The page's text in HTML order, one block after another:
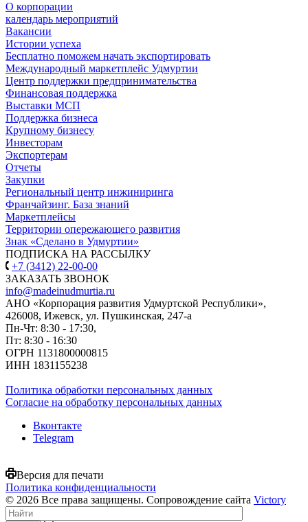
О корпорации
календарь мероприятий
Вакансии
Истории успеха
Бесплатно поможем начать экспортировать
Международный маркетплейс Удмуртии
Центр поддержки предпринимательства
Финансовая поддержка
Выставки МСП
Поддержка бизнеса
Крупному бизнесу
Инвесторам
Экспортерам
Отчеты
Закупки
Региональный центр инжиниринга
Франчайзинг. База знаний
Маркетплейсы
Территории опережающего развития
Знак «Сделано в Удмуртии»
ПОДПИСКА НА РАССЫЛКУ
+7 (3412) 22-00-00
ЗАКАЗАТЬ ЗВОНОК
info@madeinudmurtia.ru
АНО «Корпорация развития Удмуртской Республики»,
426008, Ижевск, ул. Пушкинская, 247-а
Пн-Чт: 8:30 - 17:30,
Пт: 8:30 - 16:30
ОГРН 1131800000815
ИНН 1831155238
Политика обработки персональных данных
Согласие на обработку персональных данных
Вконтакте
Telegram
Версия для печати
Политика конфиденциальности
© 2026 Все права защищены. Сопровождение сайта Victory